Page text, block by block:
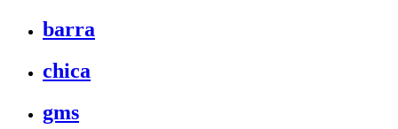
barra
chica
gms